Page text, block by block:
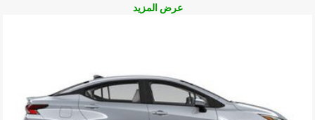
عرض المزيد